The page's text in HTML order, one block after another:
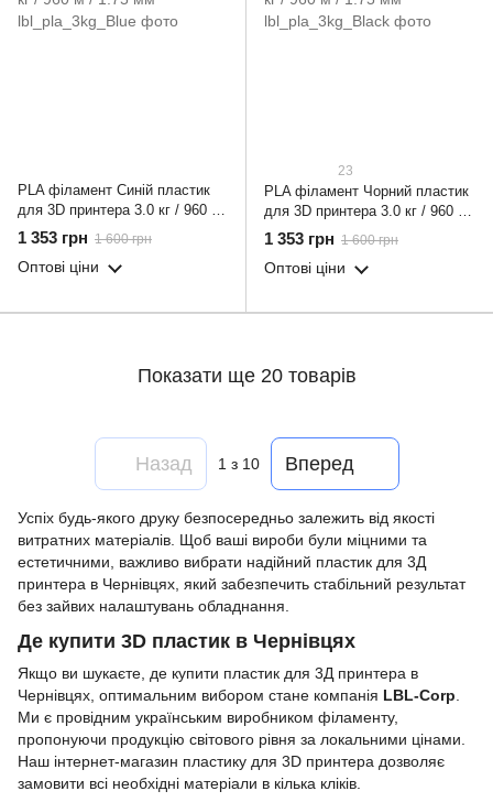
PLA філамент Синій пластик
для 3D принтера 3.0 кг / 960 м
/ 1.75 мм
1 353 грн 1 600 грн
Оптові ціни
23
PLA філамент Чорний пластик
для 3D принтера 3.0 кг / 960 м
/ 1.75 мм
1 353 грн 1 600 грн
Оптові ціни
Показати ще 20 товарів
Назад 1з 10 Вперед
Успіх будь-якого друку безпосередньо залежить від якості
витратних матеріалів. Щоб ваші вироби були міцними та
естетичними, важливо вибрати надійний пластик для 3Д
принтера в Чернівцях, який забезпечить стабільний результат
без зайвих налаштувань обладнання.
Де купити 3D пластик в Чернівцях
Якщо ви шукаєте, де купити пластик для 3Д принтера в
Чернівцях, оптимальним вибором стане компанія LBL-Corp
Ми є провідним українським виробником філаменту,
пропонуючи продукцію світового рівня за локальними цінами.
Наш інтернет-магазин пластику для 3D принтера дозволяє
замовити всі необхідні матеріали в кілька кліків.